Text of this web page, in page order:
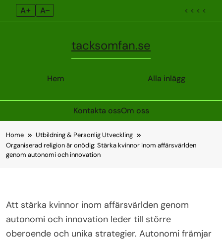
A+ A– < < < <
Hem
tacksomfan.se
Alla inlägg
Kontakta ossOm oss
to
content
Home
Utbildning & Personlig Utveckling
Organiserad religion är onödig: Stärka kvinnor inom affärsvärlden
genom autonomi och innovation
Att stärka kvinnor inom affärsvärlden genom
autonomi och innovation leder till större
oberoende och unika strategier. Autonomi främjar